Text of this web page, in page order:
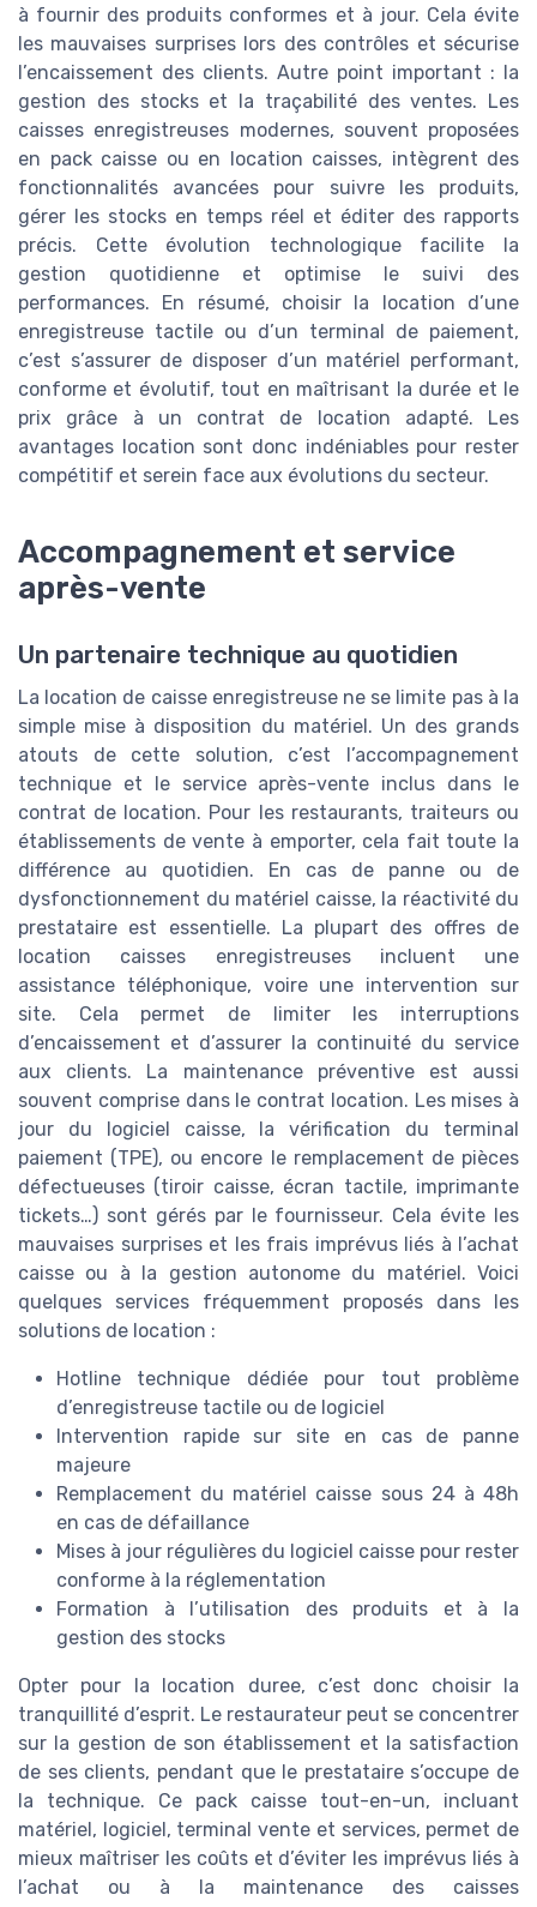
à fournir des produits conformes et à jour. Cela évite
les mauvaises surprises lors des contrôles et sécurise
l’encaissement des clients. Autre point important : la
gestion des stocks et la traçabilité des ventes. Les
caisses enregistreuses modernes, souvent proposées
en pack caisse ou en location caisses, intègrent des
fonctionnalités avancées pour suivre les produits,
gérer les stocks en temps réel et éditer des rapports
précis. Cette évolution technologique facilite la
gestion quotidienne et optimise le suivi des
performances. En résumé, choisir la location d’une
enregistreuse tactile ou d’un terminal de paiement,
c’est s’assurer de disposer d’un matériel performant,
conforme et évolutif, tout en maîtrisant la durée et le
prix grâce à un contrat de location adapté. Les
avantages location sont donc indéniables pour rester
compétitif et serein face aux évolutions du secteur.
Accompagnement et service
après-vente
Un partenaire technique au quotidien
La location de caisse enregistreuse ne se limite pas à la
simple mise à disposition du matériel. Un des grands
atouts de cette solution, c’est l’accompagnement
technique et le service après-vente inclus dans le
contrat de location. Pour les restaurants, traiteurs ou
établissements de vente à emporter, cela fait toute la
différence au quotidien. En cas de panne ou de
dysfonctionnement du matériel caisse, la réactivité du
prestataire est essentielle. La plupart des offres de
location caisses enregistreuses incluent une
assistance téléphonique, voire une intervention sur
site. Cela permet de limiter les interruptions
d’encaissement et d’assurer la continuité du service
aux clients. La maintenance préventive est aussi
souvent comprise dans le contrat location. Les mises à
jour du logiciel caisse, la vérification du terminal
paiement (TPE), ou encore le remplacement de pièces
défectueuses (tiroir caisse, écran tactile, imprimante
tickets…) sont gérés par le fournisseur. Cela évite les
mauvaises surprises et les frais imprévus liés à l’achat
caisse ou à la gestion autonome du matériel. Voici
quelques services fréquemment proposés dans les
solutions de location :
Hotline technique dédiée pour tout problème
d’enregistreuse tactile ou de logiciel
Intervention rapide sur site en cas de panne
majeure
Remplacement du matériel caisse sous 24 à 48h
en cas de défaillance
Mises à jour régulières du logiciel caisse pour rester
conforme à la réglementation
Formation à l’utilisation des produits et à la
gestion des stocks
Opter pour la location duree, c’est donc choisir la
tranquillité d’esprit. Le restaurateur peut se concentrer
sur la gestion de son établissement et la satisfaction
de ses clients, pendant que le prestataire s’occupe de
la technique. Ce pack caisse tout-en-un, incluant
matériel, logiciel, terminal vente et services, permet de
mieux maîtriser les coûts et d’éviter les imprévus liés à
l’achat ou à la maintenance des caisses